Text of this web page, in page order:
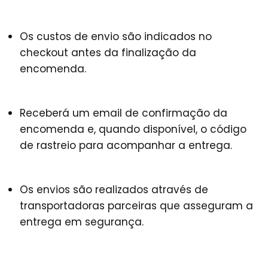
Os custos de envio são indicados no
checkout antes da finalização da
encomenda.
Receberá um email de confirmação da
encomenda e, quando disponível, o código
de rastreio para acompanhar a entrega.
Os envios são realizados através de
transportadoras parceiras que asseguram a
entrega em segurança.